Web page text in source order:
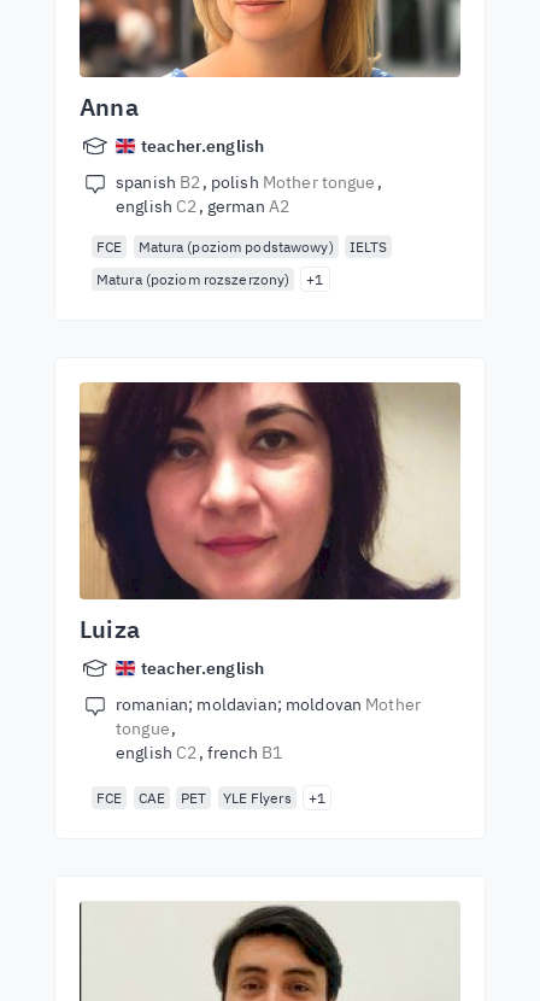
Anna
teacher.english
spanish B2 polish Mother tongue
english C2 german A2
FCE Matura (poziom podstawowy)
IELTS
Matura (poziom rozszerzony)
+1
Luiza
teacher.english
romanian; moldavian; moldovan Mother
tongue
english C2 french B1
FCE CAE PET YLE Flyers +1